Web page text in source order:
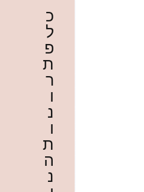
כ
ל
פ
ת
ר
ו
נ
ו
ת
ה
נ